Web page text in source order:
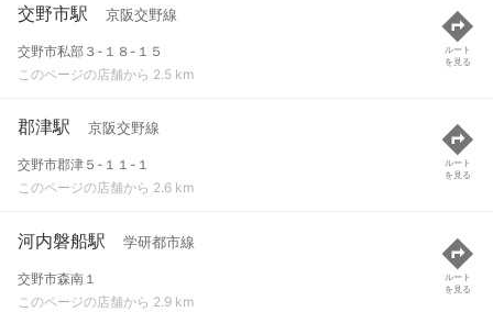
交野市駅 京阪交野線
交野市私部３-１８-１５
このページの店舗から 2.5 km
ルート
を見る
郡津駅 京阪交野線
交野市郡津５-１１-１
このページの店舗から 2.6 km
ルート
を見る
河内磐船駅 学研都市線
交野市森南１
このページの店舗から 2.9 km
ルート
を見る